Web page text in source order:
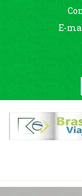
E-